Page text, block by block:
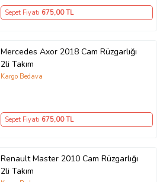
Sepet Fiyatı 675,00 TL
Mercedes Axor 2018 Cam Rüzgarlığı
2li Takım
Kargo Bedava
Sepet Fiyatı 675,00 TL
Renault Master 2010 Cam Rüzgarlığı
2li Takım